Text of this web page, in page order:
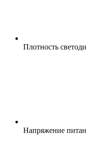
Плотность
Напряжение